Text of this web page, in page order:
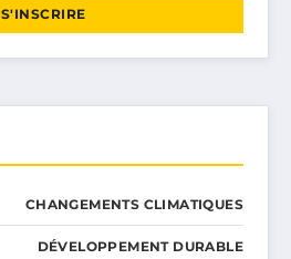
S'INSCRIRE
CHANGEMENTS CLIMATIQUES
DÉVELOPPEMENT DURABLE